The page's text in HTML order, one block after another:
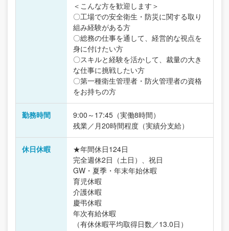
＜こんな方を歓迎します＞
〇工場での安全衛生・防災に関する取り
組み経験がある方
〇総務の仕事を通して、経営的な視点を
身に付けたい方
〇スキルと経験を活かして、裁量の大き
な仕事に挑戦したい方
〇第一種衛生管理者・防火管理者の資格
をお持ちの方
勤務時間
9:00～17:45（実働8時間）
残業／月20時間程度（実績分支給）
休日休暇
★年間休日124日
完全週休2日（土日）、祝日
GW・夏季・年末年始休暇
育児休暇
介護休暇
慶弔休暇
年次有給休暇
（有休休暇平均取得日数／13.0日）